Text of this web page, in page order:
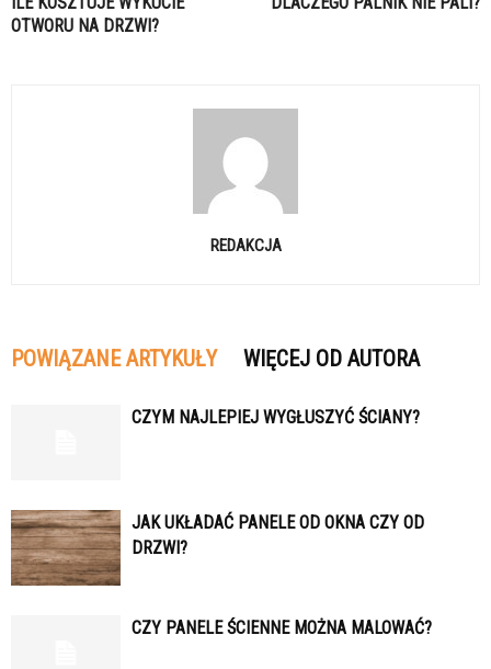
OTWORU NA DRZWI?
REDAKCJA
POWIĄZANE ARTYKUŁY WIĘCEJ OD AUTORA
CZYM NAJLEPIEJ WYGŁUSZYĆ ŚCIANY?
JAK UKŁADAĆ PANELE OD OKNA CZY OD
DRZWI?
CZY PANELE ŚCIENNE MOŻNA MALOWAĆ?